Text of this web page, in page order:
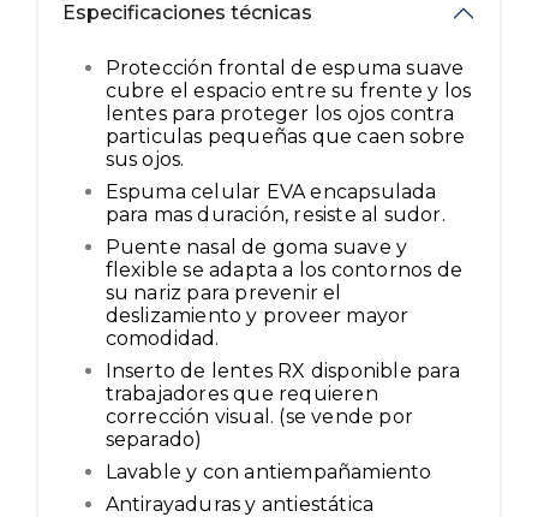
Especificaciones técnicas
Protección frontal de espuma suave
cubre el espacio entre su frente y los
lentes para proteger los ojos contra
particulas pequeñas que caen sobre
sus ojos.
Espuma celular EVA encapsulada
para mas duración, resiste al sudor.
Puente nasal de goma suave y
flexible se adapta a los contornos de
su nariz para prevenir el
deslizamiento y proveer mayor
comodidad.
Inserto de lentes RX disponible para
trabajadores que requieren
corrección visual. (se vende por
separado)
Lavable y con antiempañamiento
Antirayaduras y antiestática